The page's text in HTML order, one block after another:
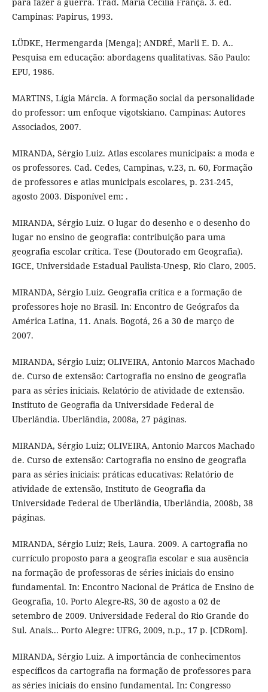
Campinas: Papirus, 1993.
LÜDKE, Hermengarda [Menga]; ANDRÉ, Marli E. D. A..
Pesquisa em educação: abordagens qualitativas. São Paulo:
EPU, 1986.
MARTINS, Lígia Márcia. A formação social da personalidade
do professor: um enfoque vigotskiano. Campinas: Autores
Associados, 2007.
MIRANDA, Sérgio Luiz. Atlas escolares municipais: a moda e
os professores. Cad. Cedes, Campinas, v.23, n. 60, Formação
de professores e atlas municipais escolares, p. 231-245,
agosto 2003. Disponível em: .
MIRANDA, Sérgio Luiz. O lugar do desenho e o desenho do
lugar no ensino de geografia: contribuição para uma
geografia escolar crítica. Tese (Doutorado em Geografia).
IGCE, Universidade Estadual Paulista-Unesp, Rio Claro, 2005.
MIRANDA, Sérgio Luiz. Geografia crítica e a formação de
professores hoje no Brasil. In: Encontro de Geógrafos da
América Latina, 11. Anais. Bogotá, 26 a 30 de março de
2007.
MIRANDA, Sérgio Luiz; OLIVEIRA, Antonio Marcos Machado
de. Curso de extensão: Cartografia no ensino de geografia
para as séries iniciais. Relatório de atividade de extensão.
Instituto de Geografia da Universidade Federal de
Uberlândia. Uberlândia, 2008a, 27 páginas.
MIRANDA, Sérgio Luiz; OLIVEIRA, Antonio Marcos Machado
de. Curso de extensão: Cartografia no ensino de geografia
para as séries iniciais: práticas educativas: Relatório de
atividade de extensão, Instituto de Geografia da
Universidade Federal de Uberlândia, Uberlândia, 2008b, 38
páginas.
MIRANDA, Sérgio Luiz; Reis, Laura. 2009. A cartografia no
currículo proposto para a geografia escolar e sua ausência
na formação de professoras de séries iniciais do ensino
fundamental. In: Encontro Nacional de Prática de Ensino de
Geografia, 10. Porto Alegre-RS, 30 de agosto a 02 de
setembro de 2009. Universidade Federal do Rio Grande do
Sul. Anais... Porto Alegre: UFRG, 2009, n.p., 17 p. [CDRom].
MIRANDA, Sérgio Luiz. A importância de conhecimentos
específicos da cartografia na formação de professores para
as séries iniciais do ensino fundamental. In: Congresso